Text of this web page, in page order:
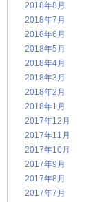
2018年8月
2018年7月
2018年6月
2018年5月
2018年4月
2018年3月
2018年2月
2018年1月
2017年12月
2017年11月
2017年10月
2017年9月
2017年8月
2017年7月